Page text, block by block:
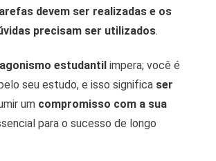
devem ser realizadas e os
precisam ser utilizados.
estudantil impera; você é
seu estudo, e isso significa ser
um compromisso com a sua
para o sucesso de longo